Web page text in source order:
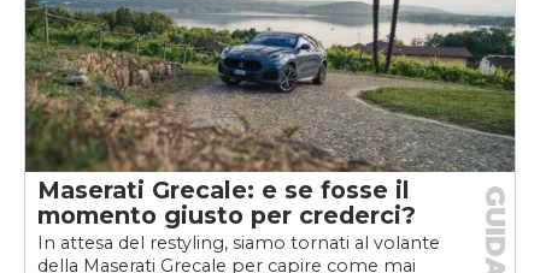
Maserati Grecale: e se fosse il
momento giusto per crederci?
In attesa del restyling, siamo tornati al volante
della Maserati Grecale per capire come mai
GUIDA